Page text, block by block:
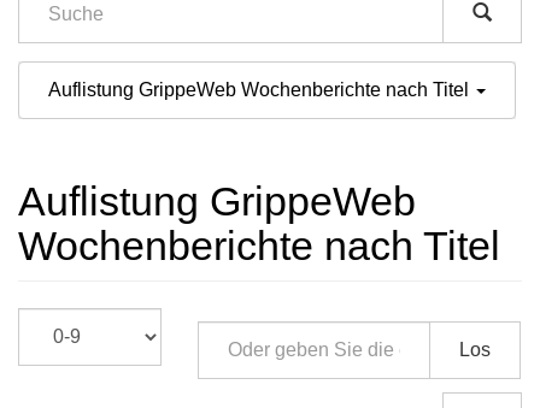
der
Auflistung GrippeWeb Wochenberichte nach Titel
Auflistung GrippeWeb
Wochenberichte nach Titel
Los